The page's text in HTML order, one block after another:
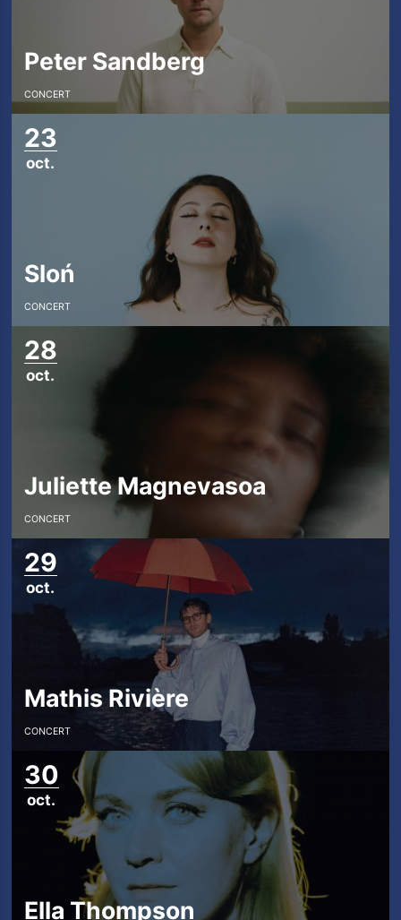
Billetterie
Bars -
Infos pratiques
La Carte des Curiosités
Actualités
Espace pro
Peter Sandberg
CONCERT
23
oct.
Sloń
CONCERT
28
oct.
Juliette Magnevasoa
CONCERT
29
oct.
Mathis Rivière
CONCERT
30
oct.
Ella Thompson